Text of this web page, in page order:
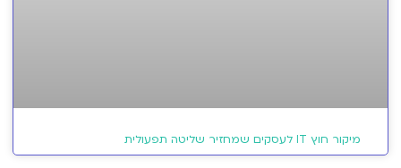
מיקור חוץ IT לעסקים שמחזיר שליטה תפעולית